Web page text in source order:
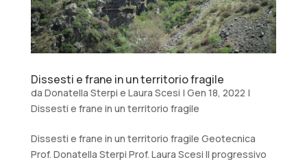
Dissesti e frane in un territorio fragile
da Donatella Sterpi e Laura Scesi | Gen 18, 2022 |
Dissesti e frane in un territorio fragile
Dissesti e frane in un territorio fragile Geotecnica
Prof. Donatella Sterpi Prof. Laura Scesi Il progressivo